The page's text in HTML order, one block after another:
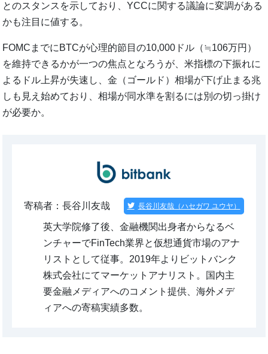
とのスタンスを示しており、YCCに関する議論に変調がある
かも注目に値する。
FOMCまでにBTCが心理的節目の10,000ドル（≒106万円）
を維持できるかが一つの焦点となろうが、米指標の下振れに
よるドル上昇が失速し、金（ゴールド）相場が下げ止まる兆
しも見え始めており、相場が同水準を割るには別の切っ掛け
が必要か。
寄稿者：長谷川友哉 長谷川友哉（ハセガワ ユウヤ）
英大学院修了後、金融機関出身者からなるベ
ンチャーでFinTech業界と仮想通貨市場のアナ
リストとして従事。2019年よりビットバンク
株式会社にてマーケットアナリスト。国内主
要金融メディアへのコメント提供、海外メデ
ィアへの寄稿実績多数。